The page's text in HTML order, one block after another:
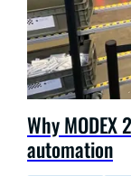
Why
automation